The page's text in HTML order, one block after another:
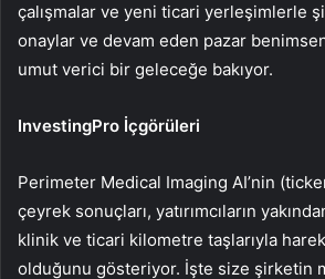
çalışmalar ve yeni ticari yerleşimlerle
onaylar ve devam eden pazar
umut verici bir geleceğe bakıyor.
InvestingPro İçgörüleri
Perimeter Medical Imaging AI’nin
çeyrek sonuçları, yatırımcıların
klinik ve ticari kilometre taşlarıyla
olduğunu gösteriyor. İşte size şirketin